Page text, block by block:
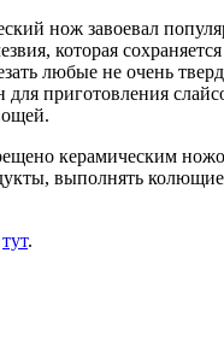
нож завоевал
которая
любые не очень
приготовления
керамическим
выполнять
тут.